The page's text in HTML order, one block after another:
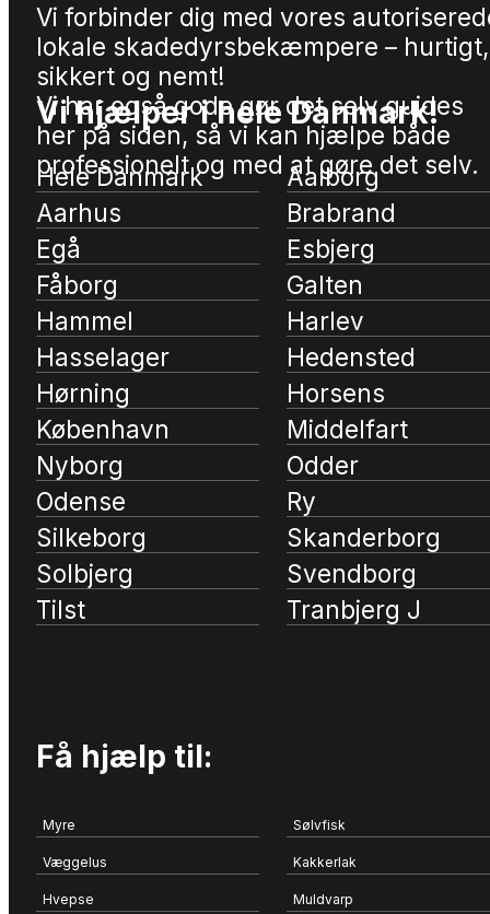
Vi forbinder dig med vores
lokale skadedyrsbekæmpere – hurtigt,
sikkert og nemt!
Vi har også gode gør det selv guides
her på siden, så vi kan hjælpe både
professionelt og med at gøre det selv.
Vi hjælper i hele Danmark!
Hele Danmark
Aalborg
Aarhus
Brabrand
Egå
Esbjerg
Fåborg
Galten
Hammel
Harlev
Hasselager
Hedensted
Hørning
Horsens
København
Middelfart
Nyborg
Odder
Odense
Ry
Silkeborg
Skanderborg
Solbjerg
Svendborg
Tilst
Tranbjerg J
Få hjælp til:
Myre Sølvfisk
Væggelus Kakkerlak
Hvepse Muldvarp